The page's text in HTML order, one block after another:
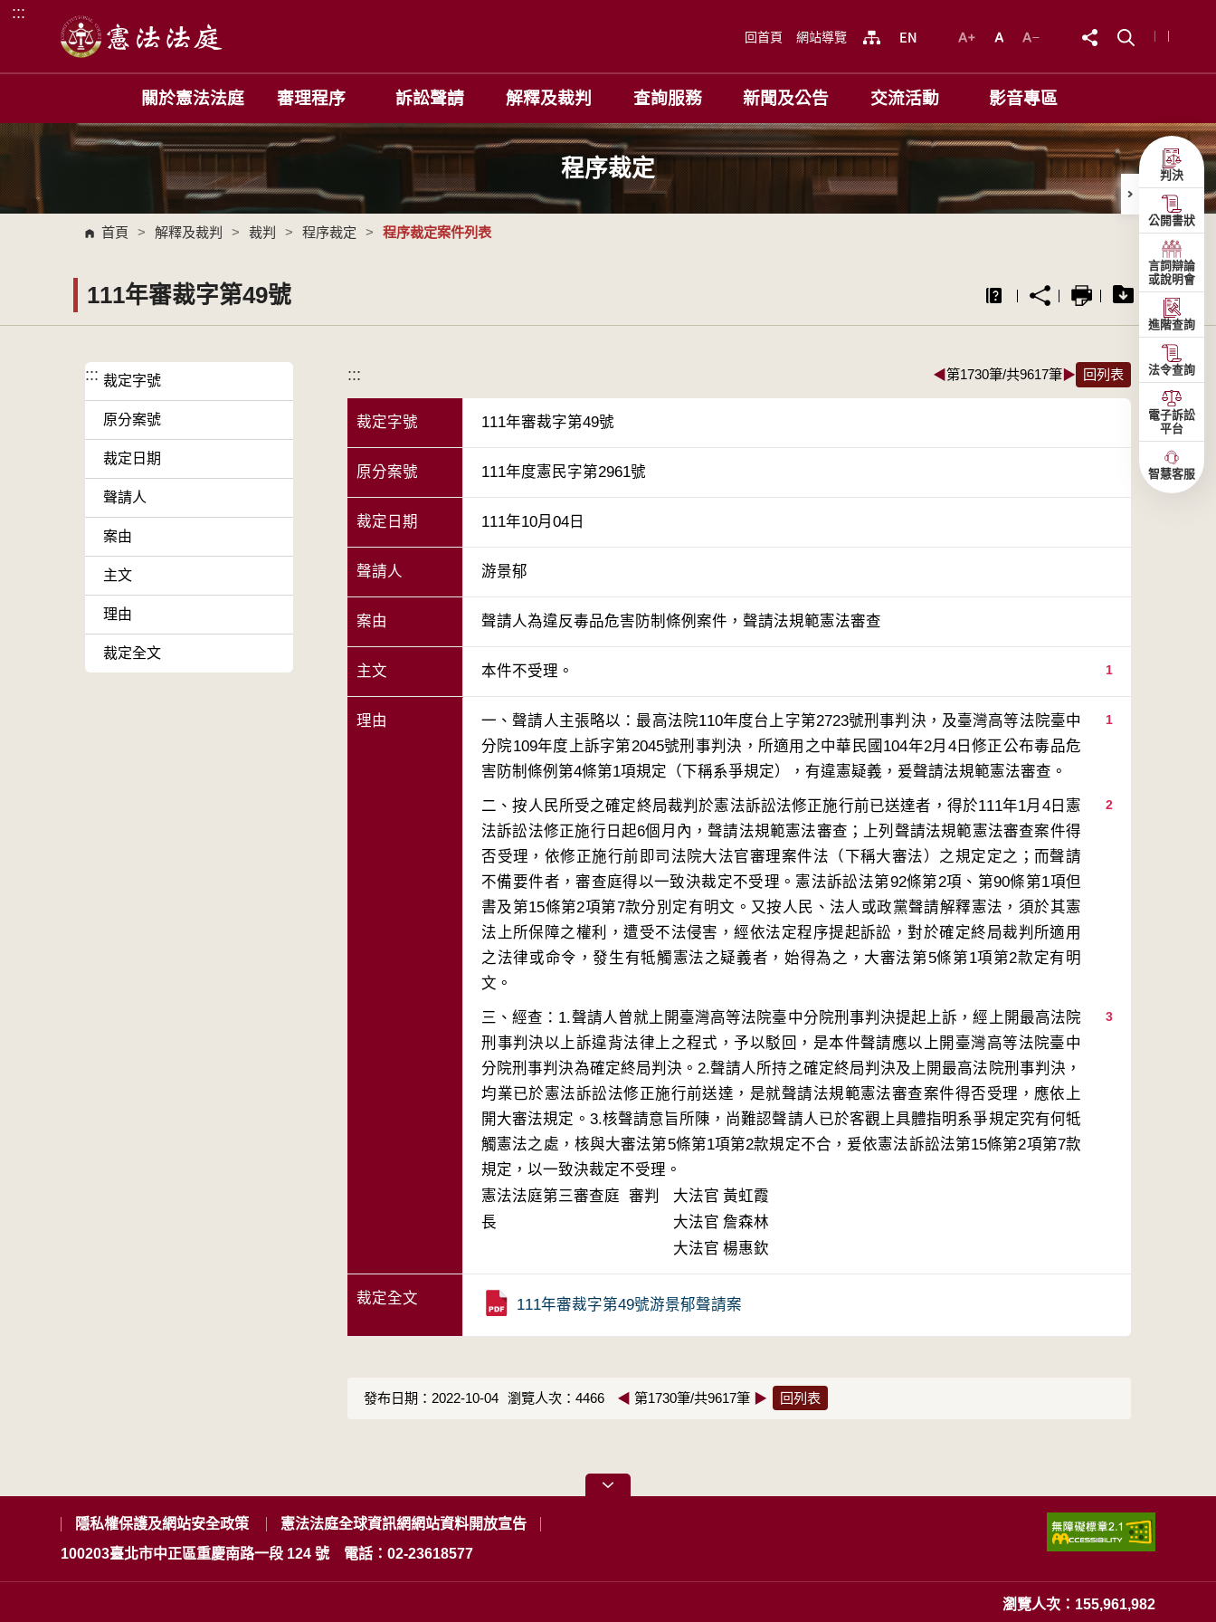
跳到主要內容區塊
:::
回首頁 網站導覽
關於憲法法庭 審理程序 訴訟聲請 解釋及裁判 查詢服務 新聞及公告 交流活動 影音專區
程序裁定
首頁 > 解釋及裁判 > 裁判 > 程序裁定 > 程序裁定案件列表
111年審裁字第49號
::: 裁定字號
原分案號
裁定日期
聲請人
案由
主文
理由
裁定全文
::: ◀第1730筆/共9617筆▶ 回列表
裁定字號 111年審裁字第49號
原分案號 111年度憲民字第2961號
裁定日期 111年10月04日
聲請人 游景郁
案由 聲請人為違反毒品危害防制條例案件，聲請法規範憲法審查
主文 1
本件不受理。
理由 1
一、聲請人主張略以：最高法院110年度台上字第2723號刑事判決，及臺灣高等法院臺中
分院109年度上訴字第2045號刑事判決，所適用之中華民國104年2月4日修正公布毒品危
2
二、按人民所受之確定終局裁判於憲法訴訟法修正施行前已送達者，得於111年1月4日憲
法訴訟法修正施行日起6個月內，聲請法規範憲法審查；上列聲請法規範憲法審查案件得
否受理，依修正施行前即司法院大法官審理案件法（下稱大審法）之規定定之；而聲請
不備要件者，審查庭得以一致決裁定不受理。憲法訴訟法第92條第2項、第90條第1項但
書及第15條第2項第7款分別定有明文。又按人民、法人或政黨聲請解釋憲法，須於其憲
法上所保障之權利，遭受不法侵害，經依法定程序提起訴訟，對於確定終局裁判所適用
之法律或命令，發生有牴觸憲法之疑義者，始得為之，大審法第5條第1項第2款定有明
3
三、經查：1.聲請人曾就上開臺灣高等法院臺中分院刑事判決提起上訴，經上開最高法院
刑事判決以上訴違背法律上之程式，予以駁回，是本件聲請應以上開臺灣高等法院臺中
分院刑事判決為確定終局判決。2.聲請人所持之確定終局判決及上開最高法院刑事判決，
均業已於憲法訴訟法修正施行前送達，是就聲請法規範憲法審查案件得否受理，應依上
開大審法規定。3.核聲請意旨所陳，尚難認聲請人已於客觀上具體指明系爭規定究有何牴
觸憲法之處，核與大審法第5條第1項第2款規定不合，爰依憲法訴訟法第15條第2項第7款
規定，以一致決裁定不受理。
憲法法庭第三審查庭 審判
長
大法官 黃虹霞
大法官 詹森林
大法官 楊惠欽
裁定全文 111年審裁字第49號游景郁聲請案
發布日期：2022-10-04 瀏覽人次：4466 ◀ 第1730筆/共9617筆 ▶ 回列表
隱私權保護及網站安全政策
憲法法庭全球資訊網網站資料開放宣告
100203臺北市中正區重慶南路一段 124 號
電話：02-23618577
瀏覽人次：155,961,982
判決
公開書狀
言詞辯論
或說明會
進階查詢
法令查詢
電子訴訟
平台
智慧客服